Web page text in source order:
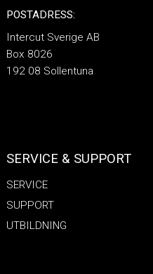
POSTADRESS:
Intercut Sverige AB
Box 8026
192 08 Sollentuna
SERVICE & SUPPORT
SERVICE
SUPPORT
UTBILDNING